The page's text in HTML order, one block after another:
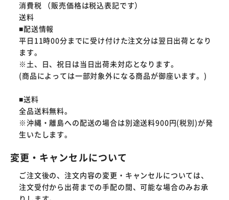
消費税 （販売価格は税込表記です）
送料
■配送情報
平日11時00分までに受け付けた注文分は翌日出荷となり
ます。
※土、日、祝日は当日出荷未対応となります。
(商品によっては一部対象外になる商品が御座います。)
■送料
全品送料無料。
※沖縄・離島への配送の場合は別途送料900円(税別)が発
生いたします。
変更・キャンセルについて
ご注文後の、注文内容の変更・キャンセルについては、
注文受付から出荷までの手配の間、可能な場合のみお承